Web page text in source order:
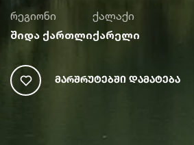
რეგიონი
შიდა ქართლი
ქალაქი
ქარელი
Მარშრუტებში Დამატება